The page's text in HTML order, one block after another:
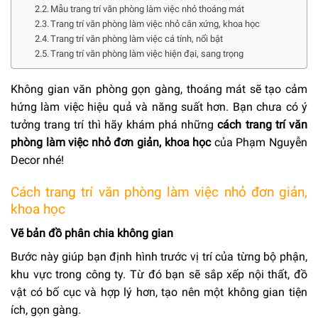
Mẫu trang trí văn phòng làm việc nhỏ thoáng mát
Trang trí văn phòng làm việc nhỏ cân xứng, khoa học
Trang trí văn phòng làm việc cá tính, nổi bật
Trang trí văn phòng làm việc hiện đại, sang trọng
Không gian văn phòng gọn gàng, thoáng mát sẽ tạo cảm
hứng làm việc hiệu quả và năng suất hơn. Bạn chưa có ý
tưởng trang trí thì hãy khám phá nhữngcách trang trí văn
phòng làm việc nhỏ đơn giản, khoa họccủa Phạm Nguyễn
Decor nhé!
Cách trang trí văn phòng làm việc nhỏ đơn giản,
khoa học
Vẽ bản đồ phân chia không gian
Bước này giúp bạn định hình trước vị trí của từng bộ phận,
khu vực trong công ty. Từ đó bạn sẽ sắp xếp nội thất, đồ
vật có bố cục và hợp lý hơn, tạo nên một không gian tiện
ích, gọn gàng.